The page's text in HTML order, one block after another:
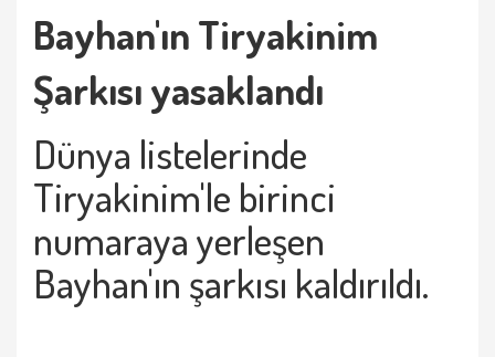
Bayhan'ın Tiryakinim
Şarkısı yasaklandı
Dünya listelerinde
Tiryakinim'le birinci
numaraya yerleşen
Bayhan'ın şarkısı kaldırıldı.